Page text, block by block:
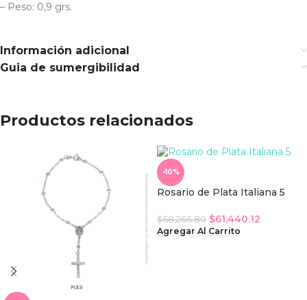
– Peso: 0,9 grs.
Información adicional
Guia de sumergibilidad
Productos relacionados
-10%
Rosario de Plata Italiana 5
$68,266.80 $61,440.12
Agregar Al Carrito